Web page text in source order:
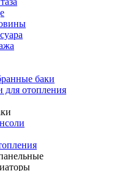
баки
для отопления